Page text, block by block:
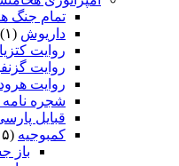
تمام جنگ
داریوش (۱)
روایت
روایت
روایت
شجره
قبایل
کمبوجیه (۱۵)
باز